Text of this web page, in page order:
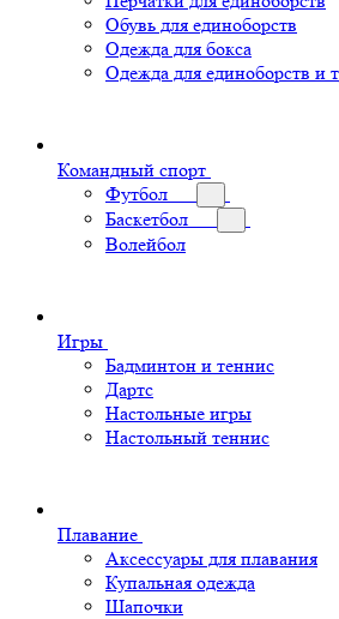
Обувь для единоборств
Одежда для бокса
Одежда для единоборств и
Командный спорт
Футбол
Баскетбол
Волейбол
Игры
Бадминтон и теннис
Дартс
Настольные игры
Настольный теннис
Плавание
Аксессуары для плавания
Купальная одежда
Шапочки